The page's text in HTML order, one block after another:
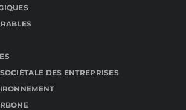
DES ENTREPRISES